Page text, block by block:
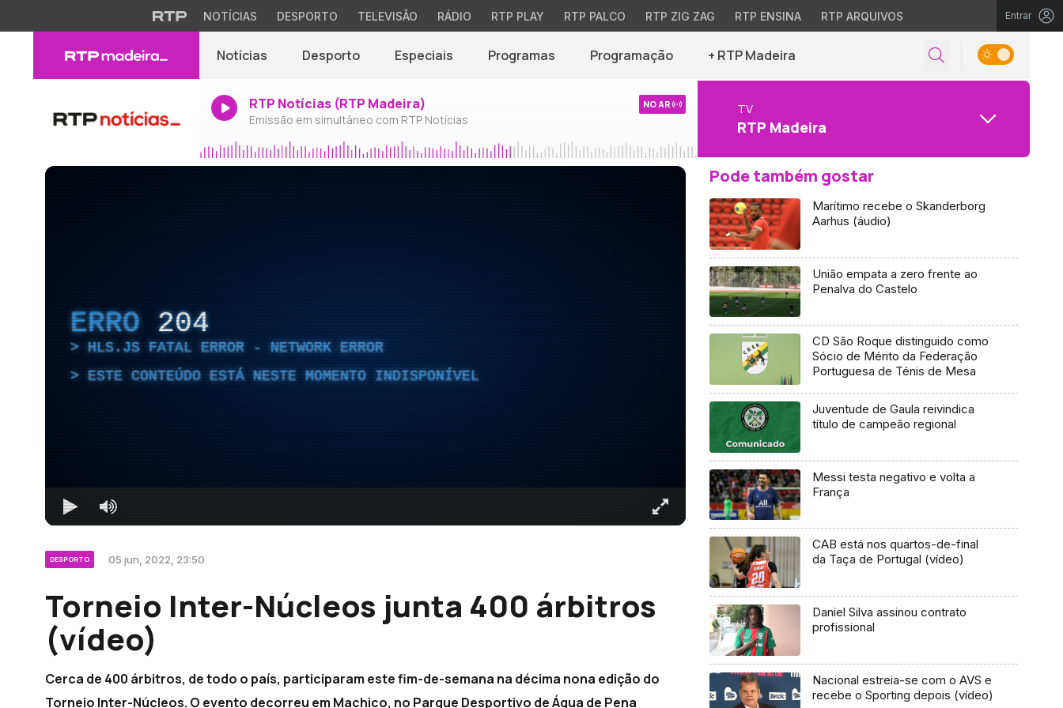
NOTÍCIAS DESPORTO TELEVISÃO RÁDIO RTP PLAY RTP PALCO RTP ZIG ZAG RTP ENSINA RTP ARQUIVOS Entrar
Notícias Desporto Especiais Programas Programação + RTP Madeira
RTP Notícias (RTP Madeira)
Emissão em simultâneo com RTP Notícias
NO AR TV
RTP Madeira
ERRO 204
HLS.JS FATAL ERROR - NETWORK ERROR
ESTE CONTEÚDO ESTÁ NESTE MOMENTO INDISPONÍVEL
DESPORTO 05 jun, 2022, 23:50
Torneio Inter-Núcleos junta 400 árbitros
(vídeo)
Cerca de 400 árbitros, de todo o país, participaram este fim-de-semana na décima nona edição do
Torneio Inter-Núcleos. O evento decorreu em Machico, no Parque Desportivo de Água de Pena
Pode também gostar
Marítimo recebe o Skanderborg
Aarhus (áudio)
União empata a zero frente ao
Penalva do Castelo
CD São Roque distinguido como
Sócio de Mérito da Federação
Portuguesa de Ténis de Mesa
Juventude de Gaula reivindica
título de campeão regional
Messi testa negativo e volta a
França
CAB está nos quartos-de-final
da Taça de Portugal (vídeo)
Daniel Silva assinou contrato
profissional
Nacional estreia-se com o AVS e
recebe o Sporting depois (vídeo)